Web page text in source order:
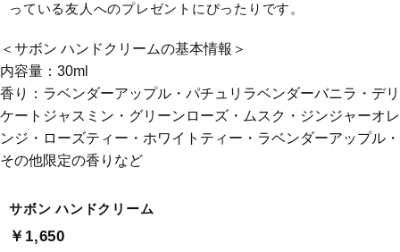
っている友人へのプレゼントにぴったりです。
＜サボン ハンドクリームの基本情報＞
内容量：30ml
香り：ラベンダーアップル・パチュリラベンダーバニラ・デリ
ケートジャスミン・グリーンローズ・ムスク・ジンジャーオレ
ンジ・ローズティー・ホワイトティー・ラベンダーアップル・
その他限定の香りなど
サボン ハンドクリーム
￥1,650